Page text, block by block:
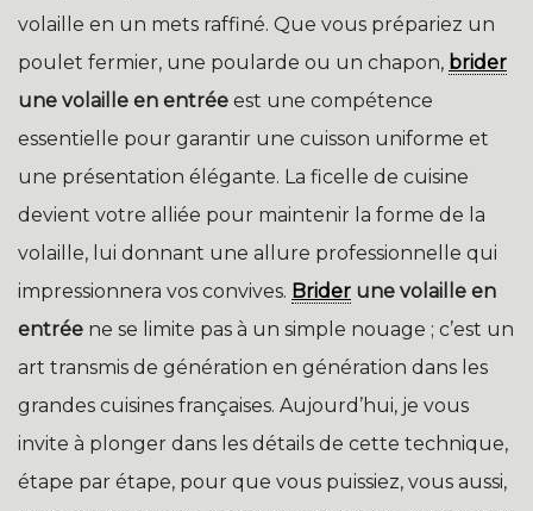
volaille en un mets raffiné. Que vous prépariez un
poulet fermier, une poularde ou un chapon, brider
une volaille en entrée est une compétence
essentielle pour garantir une cuisson uniforme et
une présentation élégante. La ficelle de cuisine
devient votre alliée pour maintenir la forme de la
volaille, lui donnant une allure professionnelle qui
impressionnera vos convives. Brider une volaille en
entrée ne se limite pas à un simple nouage ; c’est un
art transmis de génération en génération dans les
grandes cuisines françaises. Aujourd’hui, je vous
invite à plonger dans les détails de cette technique,
étape par étape, pour que vous puissiez, vous aussi,